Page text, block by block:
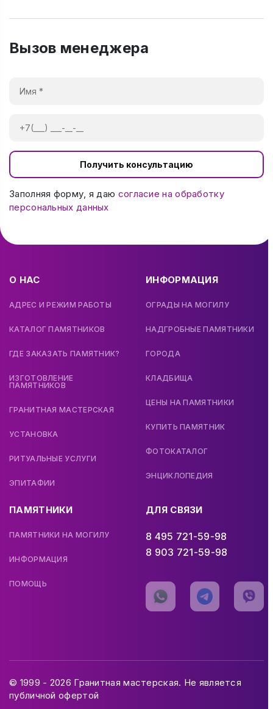
Вызов менеджера
Получить консультацию
Заполняя форму, я даю согласие на обработку
персональных данных
О НАС
АДРЕС И РЕЖИМ РАБОТЫ
КАТАЛОГ ПАМЯТНИКОВ
ГДЕ ЗАКАЗАТЬ ПАМЯТНИК?
ИЗГОТОВЛЕНИЕ
ПАМЯТНИКОВ
ГРАНИТНАЯ МАСТЕРСКАЯ
УСТАНОВКА
РИТУАЛЬНЫЕ УСЛУГИ
ЭПИТАФИИ
ИНФОРМАЦИЯ
ОГРАДЫ НА МОГИЛУ
НАДГРОБНЫЕ ПАМЯТНИКИ
ГОРОДА
КЛАДБИЩА
ЦЕНЫ НА ПАМЯТНИКИ
КУПИТЬ ПАМЯТНИК
ФОТОКАТАЛОГ
ЭНЦИКЛОПЕДИЯ
ПАМЯТНИКИ
ПАМЯТНИКИ НА МОГИЛУ
ИНФОРМАЦИЯ
ПОМОЩЬ
ДЛЯ СВЯЗИ
8 495 721-59-98
8 903 721-59-98
© 1999 - 2026 Гранитная мастерская. Не является
публичной офертой